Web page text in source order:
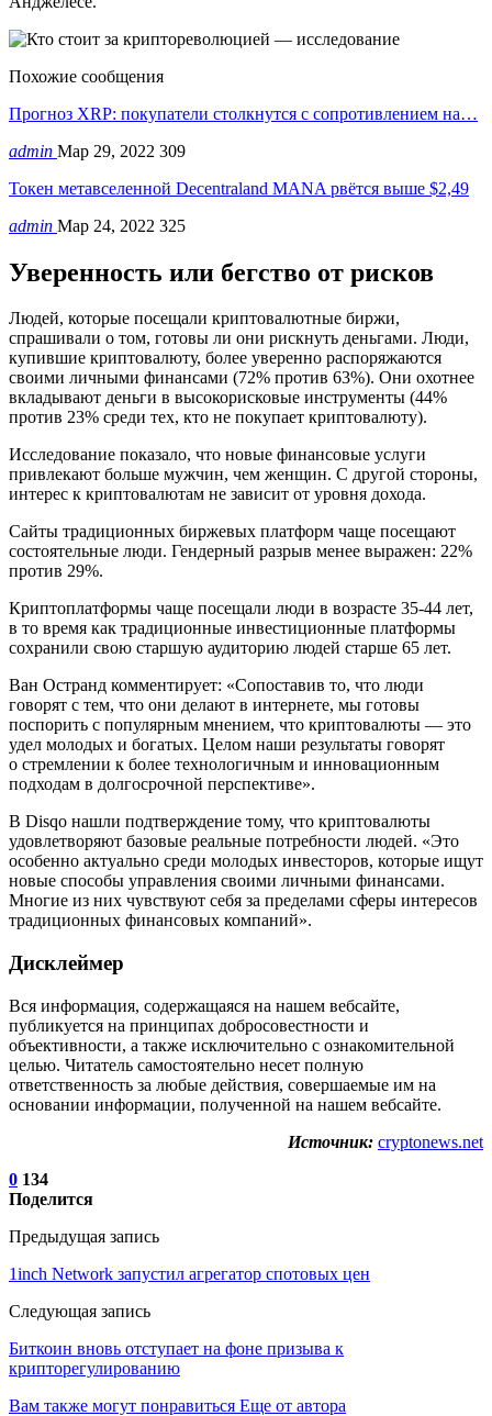
Похожие сообщения
Прогноз XRP: покупатели столкнутся с сопротивлением на…
admin Мар 29, 2022 309
Токен метавселенной Decentraland MANA рвётся выше $2,49
admin Мар 24, 2022 325
Уверенность или бегство от рисков
Людей, которые посещали криптовалютные биржи,
спрашивали о том, готовы ли они рискнуть деньгами. Люди,
купившие криптовалюту, более уверенно распоряжаются
своими личными финансами (72% против 63%). Они охотнее
вкладывают деньги в высокорисковые инструменты (44%
против 23% среди тех, кто не покупает криптовалюту).
Исследование показало, что новые финансовые услуги
привлекают больше мужчин, чем женщин. С другой стороны,
интерес к криптовалютам не зависит от уровня дохода.
Сайты традиционных биржевых платформ чаще посещают
состоятельные люди. Гендерный разрыв менее выражен: 22%
против 29%.
Криптоплатформы чаще посещали люди в возрасте 35-44 лет,
в то время как традиционные инвестиционные платформы
сохранили свою старшую аудиторию людей старше 65 лет.
Ван Остранд комментирует: «Сопоставив то, что люди
говорят с тем, что они делают в интернете, мы готовы
поспорить с популярным мнением, что криптовалюты — это
удел молодых и богатых. Целом наши результаты говорят
о стремлении к более технологичным и инновационным
подходам в долгосрочной перспективе».
В Disqo нашли подтверждение тому, что криптовалюты
удовлетворяют базовые реальные потребности людей. «Это
особенно актуально среди молодых инвесторов, которые ищут
новые способы управления своими личными финансами.
Многие из них чувствуют себя за пределами сферы интересов
традиционных финансовых компаний».
Дисклеймер
Вся информация, содержащаяся на нашем вебсайте,
публикуется на принципах добросовестности и
объективности, а также исключительно с ознакомительной
целью. Читатель самостоятельно несет полную
ответственность за любые действия, совершаемые им на
основании информации, полученной на нашем вебсайте.
Источник: cryptonews.net
0 134
Поделится
Предыдущая запись
1inch Network запустил агрегатор спотовых цен
Следующая запись
Биткоин вновь отступает на фоне призыва к
крипторегулированию
Вам также могут понравиться Еще от автора